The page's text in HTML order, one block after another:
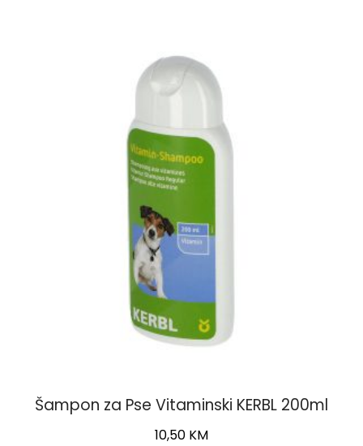
Šampon za Pse Vitaminski KERBL 200ml
10,50 KM